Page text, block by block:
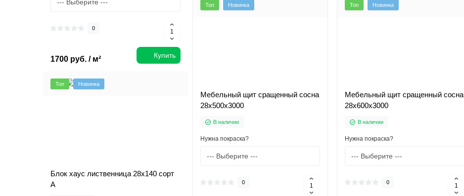
0
1700 руб. / м² Купить
Топ Новинка
Блок хаус лиственница 28х140 сорт
А
Топ Новинка
Мебельный щит сращенный сосна
28х500х3000
В наличии
Нужна покраска?
0
Топ Новинка
Мебельный щит сращенный сосна
28х600х3000
В наличии
Нужна покраска?
0